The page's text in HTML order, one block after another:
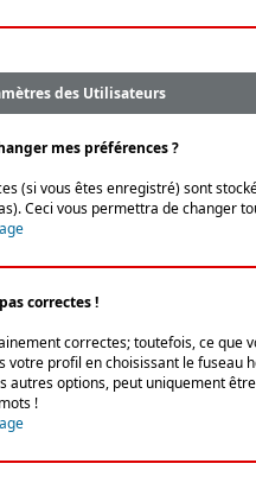
des Utilisateurs
mes préférences ?
(si vous êtes enregistré) sont
Ceci vous permettra de changer
correctes !
correctes; toutefois, ce que
votre profil en choisissant le fuseau
autres options, peut uniquement
!